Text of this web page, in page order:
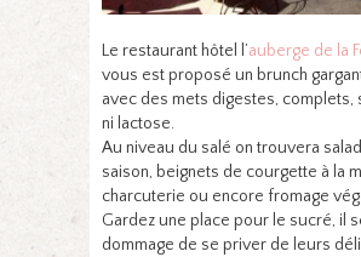
Le restaurant hôtel l’auberge de la
vous est proposé un brunch
avec des mets digestes, complets,
ni lactose.
Au niveau du salé on trouvera
saison, beignets de courgette à la
charcuterie ou encore fromage
Gardez une place pour le sucré, il
dommage de se priver de leurs